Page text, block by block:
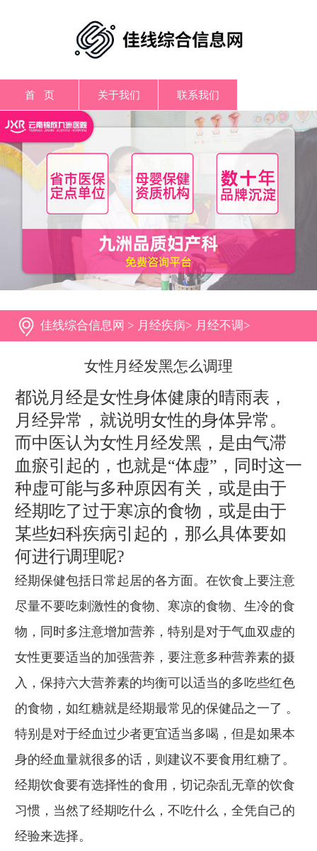
首 页 关于我们 联系我们
佳线综合信息网 > 月经疾病> 月经不调 >
女性月经发黑怎么调理
都说月经是女性身体健康的晴雨表，
月经异常，就说明女性的身体异常。
而中医认为女性月经发黑，是由气滞
血瘀引起的，也就是“体虚”，同时这一
种虚可能与多种原因有关，或是由于
经期吃了过于寒凉的食物，或是由于
某些妇科疾病引起的，那么具体要如
何进行调理呢?
经期保健包括日常起居的各方面。在饮食上要注意
尽量不要吃刺激性的食物、寒凉的食物、生冷的食
物，同时多注意增加营养，特别是对于气血双虚的
女性更要适当的加强营养，要注意多种营养素的摄
入，保持六大营养素的均衡可以适当的多吃些红色
的食物，如红糖就是经期最常见的保健品之一了 。
特别是对于经血过少者更宜适当多喝，但是如果本
身的经血量就很多的话，则建议不要食用红糖了。
经期饮食要有选择性的食用，切记杂乱无章的饮食
习惯，当然了经期吃什么，不吃什么，全凭自己的
经验来选择。